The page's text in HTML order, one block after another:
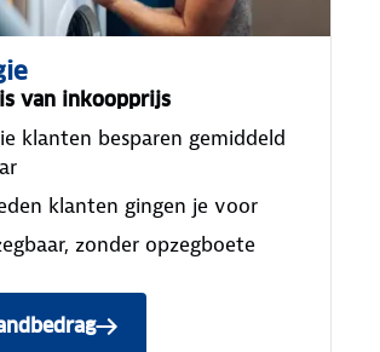
van inkoopprijs
klanten besparen gemiddeld
klanten gingen je voor
zonder opzegboete